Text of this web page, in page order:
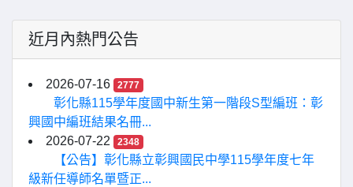
近月內熱門公告
2026-07-16 2777
彰化縣115學年度國中新生第一階段S型編班：彰
興國中編班結果名冊...
2026-07-22
2348
【公告】彰化縣立彰興國民中學115學年度七年
級新任導師名單暨正...